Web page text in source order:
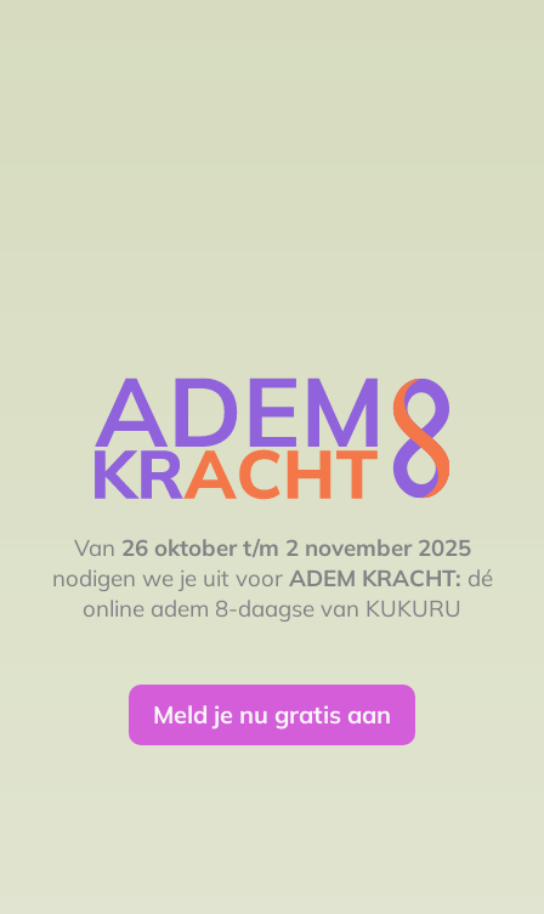
Van 26 oktober t/m 2 november 2025
nodigen we je uit voor ADEM KRACHT: dé
online adem 8-daagse van KUKURU
Meld je nu gratis aan